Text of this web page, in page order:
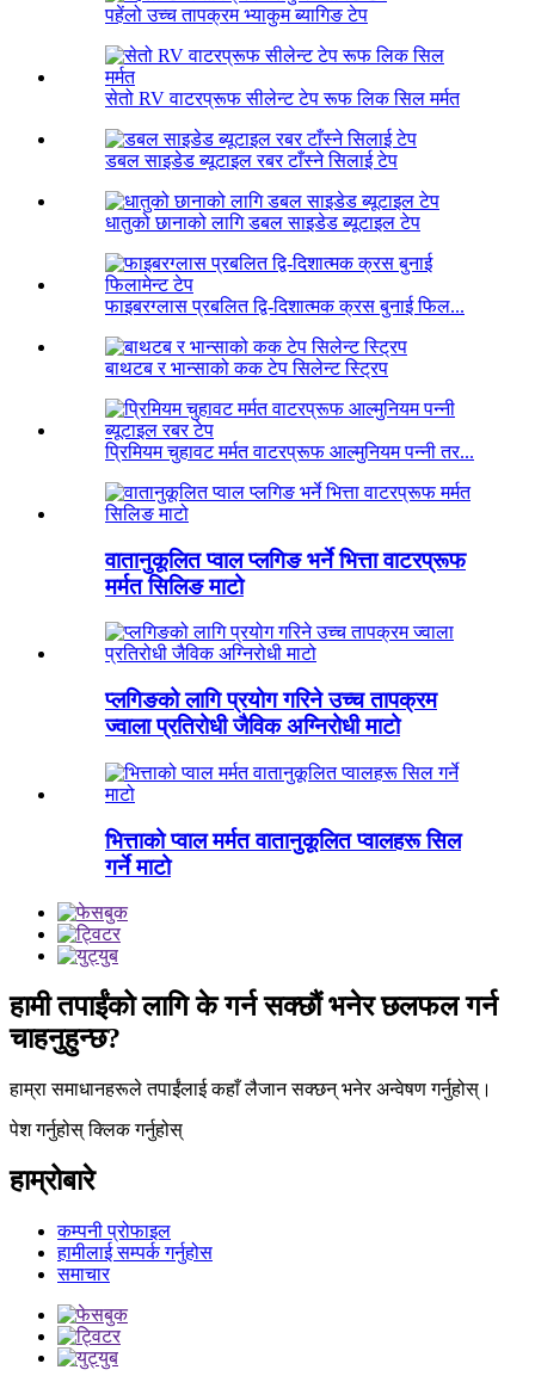
पहेंलो उच्च तापक्रम भ्याकुम ब्यागिङ टेप
सेतो RV वाटरप्रूफ सीलेन्ट टेप रूफ लिक सिल मर्मत
डबल साइडेड ब्यूटाइल रबर टाँस्ने सिलाई टेप
धातुको छानाको लागि डबल साइडेड ब्यूटाइल टेप
फाइबरग्लास प्रबलित द्वि-दिशात्मक क्रस बुनाई फिल...
बाथटब र भान्साको कक टेप सिलेन्ट स्ट्रिप
प्रिमियम चुहावट मर्मत वाटरप्रूफ आल्मुनियम पन्नी तर...
वातानुकूलित प्वाल प्लगिङ भर्ने भित्ता वाटरप्रूफ
मर्मत सिलिङ माटो
प्लगिङको लागि प्रयोग गरिने उच्च तापक्रम
ज्वाला प्रतिरोधी जैविक अग्निरोधी माटो
भित्ताको प्वाल मर्मत वातानुकूलित प्वालहरू सिल
गर्ने माटो
हामी तपाईंको लागि के गर्न सक्छौं भनेर छलफल गर्न
चाहनुहुन्छ?
हाम्रा समाधानहरूले तपाईंलाई कहाँ लैजान सक्छन् भनेर अन्वेषण गर्नुहोस्।
पेश गर्नुहोस् क्लिक गर्नुहोस्
हाम्रोबारे
कम्पनी प्रोफाइल
हामीलाई सम्पर्क गर्नुहोस
समाचार